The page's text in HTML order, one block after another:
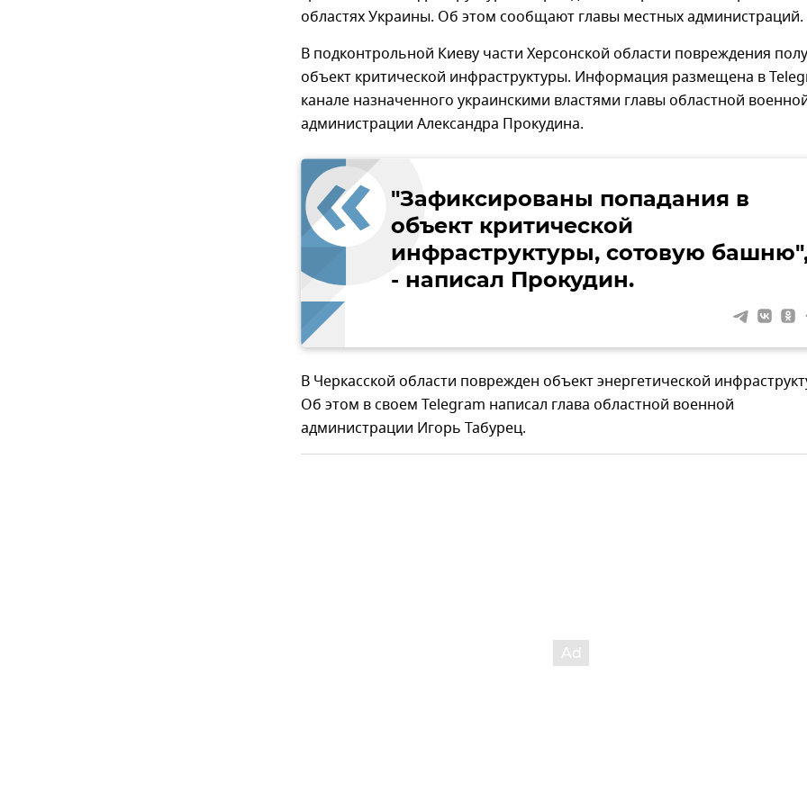
областях Украины. Об этом сообщают главы местных администраций.
В подконтрольной Киеву части Херсонской области повреждения
объект критической инфраструктуры. Информация размещена в
канале назначенного украинскими властями главы областной
администрации Александра Прокудина.
"Зафиксированы попадания в
объект критической
инфраструктуры, сотовую
- написал Прокудин.
В Черкасской области поврежден объект энергетической
Об этом в своем Telegram написал глава областной военной
администрации Игорь Табурец.